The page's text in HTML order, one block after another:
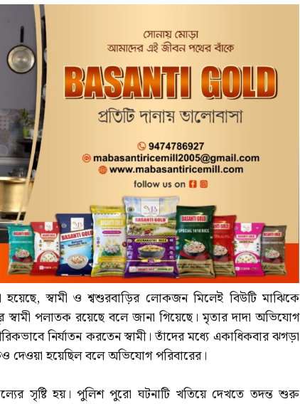
স্বামী ও শ্বশুরবাড়ির লোকজন মিলেই বিউটি মাঝিকে
পলাতক রয়েছে বলে জানা গিয়েছে। মৃতার দাদা অভিযোগ
নির্যাতন করতেন স্বামী। তাঁদের মধ্যে একাধিকবার ঝগড়া
দেওয়া হয়েছিল বলে অভিযোগ পরিবারের।
সৃষ্টি হয়। পুলিশ পুরো ঘটনাটি খতিয়ে দেখতে তদন্ত শুরু